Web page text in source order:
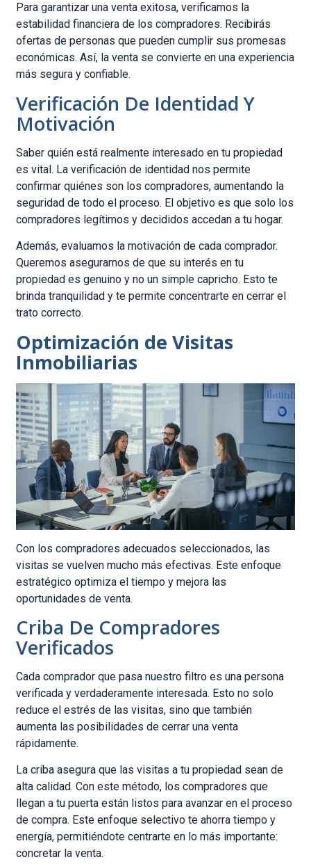
Para garantizar una venta exitosa, verificamos la
estabilidad financiera de los compradores. Recibirás
ofertas de personas que pueden cumplir sus promesas
económicas. Así, la venta se convierte en una experiencia
más segura y confiable.
Verificación De Identidad Y
Motivación
Saber quién está realmente interesado en tu propiedad
es vital. La verificación de identidad nos permite
confirmar quiénes son los compradores, aumentando la
seguridad de todo el proceso. El objetivo es que solo los
compradores legítimos y decididos accedan a tu hogar.
Además, evaluamos la motivación de cada comprador.
Queremos asegurarnos de que su interés en tu
propiedad es genuino y no un simple capricho. Esto te
brinda tranquilidad y te permite concentrarte en cerrar el
trato correcto.
Optimización de Visitas
Inmobiliarias
Con los compradores adecuados seleccionados, las
visitas se vuelven mucho más efectivas. Este enfoque
estratégico optimiza el tiempo y mejora las
oportunidades de venta.
Criba De Compradores
Verificados
Cada comprador que pasa nuestro filtro es una persona
verificada y verdaderamente interesada. Esto no solo
reduce el estrés de las visitas, sino que también
aumenta las posibilidades de cerrar una venta
rápidamente.
La criba asegura que las visitas a tu propiedad sean de
alta calidad. Con este método, los compradores que
llegan a tu puerta están listos para avanzar en el proceso
de compra. Este enfoque selectivo te ahorra tiempo y
energía, permitiéndote centrarte en lo más importante:
concretar la venta.